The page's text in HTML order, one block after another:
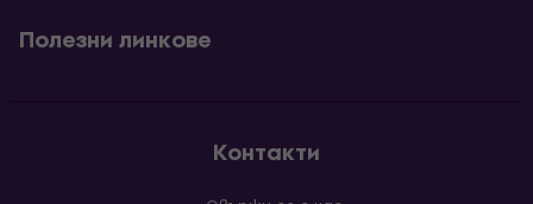
Полезни линкове
Контакти